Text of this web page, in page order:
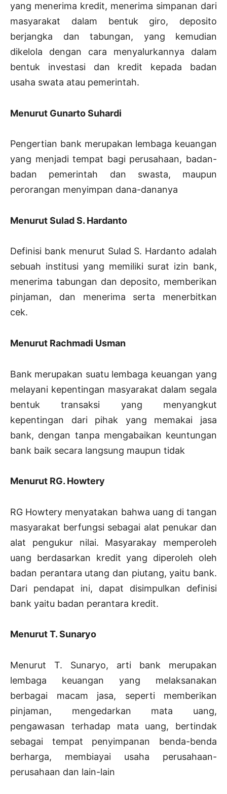
yang menerima kredit, menerima simpanan dari
masyarakat dalam bentuk giro, deposito
berjangka dan tabungan, yang kemudian
dikelola dengan cara menyalurkannya dalam
bentuk investasi dan kredit kepada badan
usaha swata atau pemerintah.
Menurut Gunarto Suhardi
Pengertian bank merupakan lembaga keuangan
yang menjadi tempat bagi perusahaan, badan-
badan pemerintah dan swasta, maupun
perorangan menyimpan dana-dananya
Menurut Sulad S. Hardanto
Definisi bank menurut Sulad S. Hardanto adalah
sebuah institusi yang memiliki surat izin bank,
menerima tabungan dan deposito, memberikan
pinjaman, dan menerima serta menerbitkan
cek.
Menurut Rachmadi Usman
Bank merupakan suatu lembaga keuangan yang
melayani kepentingan masyarakat dalam segala
bentuk transaksi yang menyangkut
kepentingan dari pihak yang memakai jasa
bank, dengan tanpa mengabaikan keuntungan
bank baik secara langsung maupun tidak
Menurut RG. Howtery
RG Howtery menyatakan bahwa uang di tangan
masyarakat berfungsi sebagai alat penukar dan
alat pengukur nilai. Masyarakay memperoleh
uang berdasarkan kredit yang diperoleh oleh
badan perantara utang dan piutang, yaitu bank.
Dari pendapat ini, dapat disimpulkan definisi
bank yaitu badan perantara kredit.
Menurut T. Sunaryo
Menurut T. Sunaryo, arti bank merupakan
lembaga keuangan yang melaksanakan
berbagai macam jasa, seperti memberikan
pinjaman, mengedarkan mata uang,
pengawasan terhadap mata uang, bertindak
sebagai tempat penyimpanan benda-benda
berharga, membiayai usaha perusahaan-
perusahaan dan lain-lain